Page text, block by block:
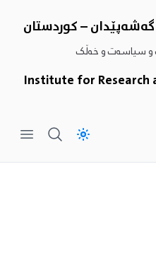
– کوردستان
و سیاسەت و خەڵک
Institute for Research